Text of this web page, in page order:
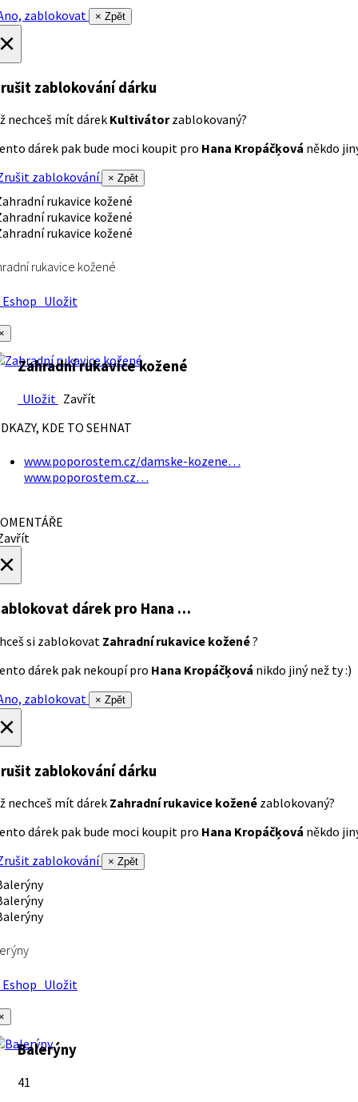
zablokovat
× Zpět
zablokování dárku
nechceš mít dárek Kultivátorzablokovaný?
dárek pak bude moci koupit pro Hana Kropáčķová někdo
zablokování
× Zpět
rukavice kožené
Uložit
Zahradní rukavice kožené
Uložit Zavřít
KDE TO SEHNAT
www.poporostem.cz/damske-kozene…
www.poporostem.cz…
dárek pro Hana …
si zablokovat Zahradní rukavice kožené?
dárek pak nekoupí pro Hana Kropáčķová nikdo jiný než ty :)
zablokovat
× Zpět
zablokování dárku
nechceš mít dárek Zahradní rukavice kožené zablokovaný?
dárek pak bude moci koupit pro Hana Kropáčķová někdo
zablokování
× Zpět
Uložit
Balerýny
41